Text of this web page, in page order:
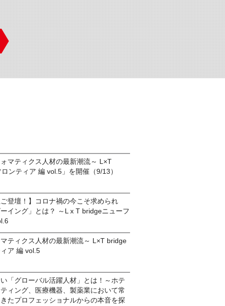
ォマティクス人材の最新潮流～ L×T
ンティア 編 vol.5」を開催（9/13）
ご登壇！】コロナ禍の今こそ求められ
イング」とは？ ～L x T bridgeニューフ
ティクス人材の最新潮流～ L×T bridge
ア 編 vol.5
「グローバル活躍人材」とは！～ホテ
ィング、医療機器、製薬業において常
たプロフェッショナルからの本音を探